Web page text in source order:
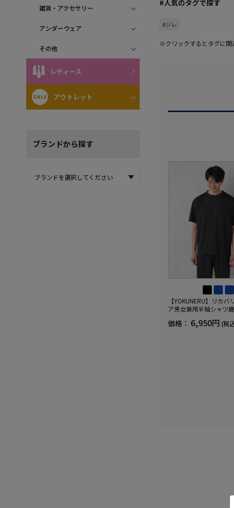
雑貨・アクセサリー
アンダーウェア
その他
レディース
アウトレット
ブランドから探す
#人気のタグで探す
#ジレ
※クリックするとタグに関
【YOKUNERU】リカバ
ア男女兼用半袖シャツ
(R)【一般医療機器】SS
価格： 6,950円 (税